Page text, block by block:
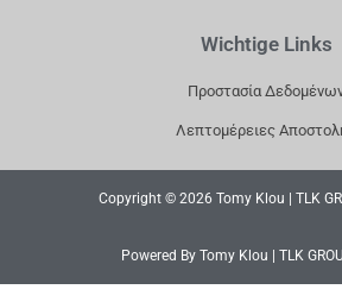
Wichtige Links
Προστασία
Λεπτομέρειες
Copyright © 2026 Tomy Klou | TLK
Powered By Tomy Klou | TLK